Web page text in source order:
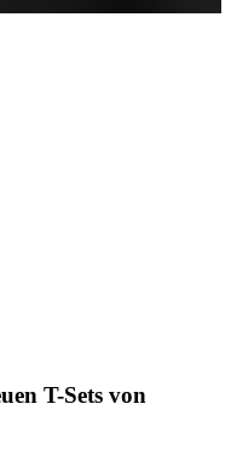
T-Sets von